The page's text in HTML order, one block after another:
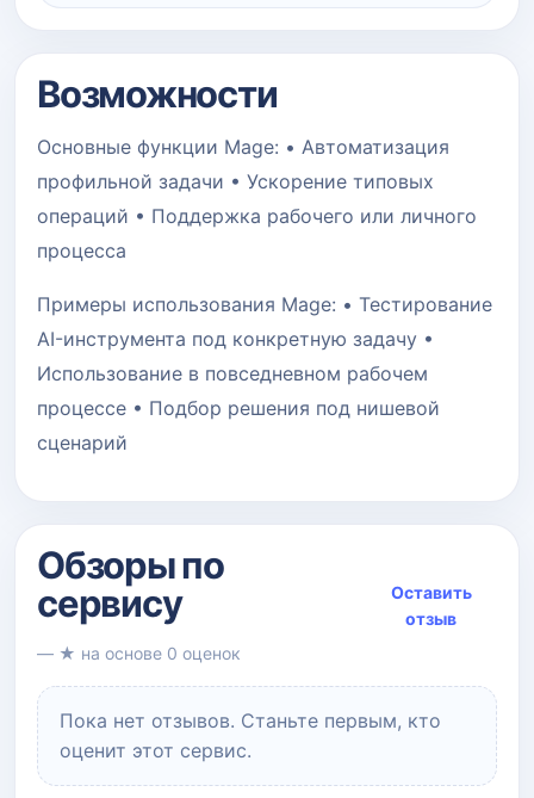
Возможности
Основные функции Mage: • Автоматизация
профильной задачи • Ускорение типовых
операций • Поддержка рабочего или личного
процесса
Примеры использования Mage: • Тестирование
AI-инструмента под конкретную задачу •
Использование в повседневном рабочем
процессе • Подбор решения под нишевой
сценарий
Обзоры по
сервису
— ★ на основе 0 оценок
Оставить
отзыв
Пока нет отзывов. Станьте первым, кто
оценит этот сервис.